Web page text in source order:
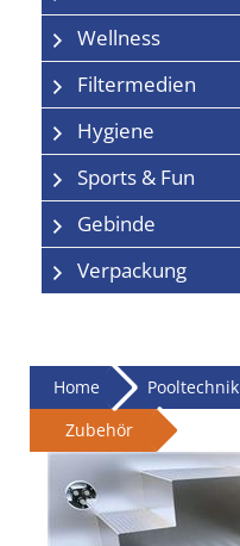
Wellness
Filtermedien
Hygiene
Sports & Fun
Gebinde
Verpackung
Home Pooltechnik
Zubehör